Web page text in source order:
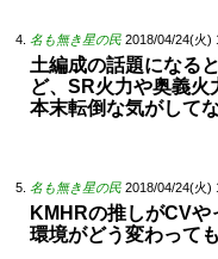
名も無き星の民 2018/04/24(火)
土編成の話題になる
ど、SR火力や奥義火
本末転倒な気がして
名も無き星の民 2018/04/24(火)
KMHRの推しがCVや
環境がどう変わって